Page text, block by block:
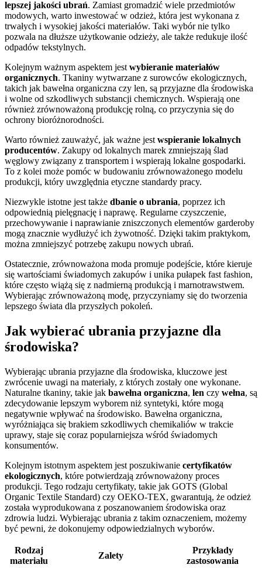
lepszej jakości ubrań. Zamiast gromadzić wiele przedmiotów
modowych, warto inwestować w odzież, która jest wykonana z
trwałych i wysokiej jakości materiałów. Taki wybór nie tylko
pozwala na dłuższe użytkowanie odzieży, ale także redukuje ilość
odpadów tekstylnych.
Kolejnym ważnym aspektem jest wybieranie materiałów
organicznych. Tkaniny wytwarzane z surowców ekologicznych,
takich jak bawełna organiczna czy len, są przyjazne dla środowiska
i wolne od szkodliwych substancji chemicznych. Wspierają one
również zrównoważoną produkcję rolną, co przyczynia się do
ochrony bioróżnorodności.
Warto również zauważyć, jak ważne jest wspieranie lokalnych
producentów. Zakupy od lokalnych marek zmniejszają ślad
węglowy związany z transportem i wspierają lokalne gospodarki.
To z kolei może pomóc w budowaniu zrównoważonego modelu
produkcji, który uwzględnia etyczne standardy pracy.
Niezwykle istotne jest także dbanie o ubrania, poprzez ich
odpowiednią pielęgnację i naprawę. Regularne czyszczenie,
przechowywanie i naprawianie zniszczonych elementów garderoby
mogą znacznie wydłużyć ich żywotność. Dzięki takim praktykom,
można zmniejszyć potrzebę zakupu nowych ubrań.
Ostatecznie, zrównoważona moda promuje podejście, które kieruje
się wartościami świadomych zakupów i unika pułapek fast fashion,
które często wiążą się z nadmierną produkcją i marnotrawstwem.
Wybierając zrównoważoną modę, przyczyniamy się do tworzenia
lepszego świata dla przyszłych pokoleń.
Jak wybierać ubrania przyjazne dla
środowiska?
Wybierając ubrania przyjazne dla środowiska, kluczowe jest
zwrócenie uwagi na materiały, z których zostały one wykonane.
Naturalne tkaniny, takie jak bawełna organiczna, len czy wełna, są
zdecydowanie lepszym wyborem niż syntetyki, które mogą
negatywnie wpływać na środowisko. Bawełna organiczna,
wyróżniająca się brakiem szkodliwych chemikaliów w trakcie
uprawy, staje się coraz popularniejsza wśród świadomych
konsumentów.
Kolejnym istotnym aspektem jest poszukiwanie certyfikatów
ekologicznych, które potwierdzają zrównoważony proces
produkcji. Tego rodzaju certyfikaty, takie jak GOTS (Global
Organic Textile Standard) czy OEKO-TEX, gwarantują, że odzież
została wyprodukowana z poszanowaniem środowiska oraz
zdrowia ludzi. Wybierając ubrania z takim oznaczeniem, możemy
być pewni, że dokonujemy odpowiedzialnych wyborów.
Rodzaj
materiału
Zalety
Przykłady
zastosowania